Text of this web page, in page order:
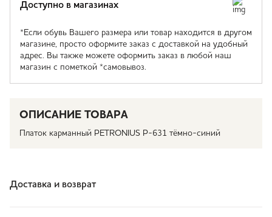
Доступно в магазинах
*Если обувь Вашего размера или товар находится в другом
магазине, просто оформите заказ с доставкой на удобный
адрес. Вы также можете оформить заказ в любой наш
магазин с пометкой *самовывоз.
ОПИСАНИЕ ТОВАРА
Платок карманный PETRONIUS P-631 тёмно-синий
Доставка и возврат